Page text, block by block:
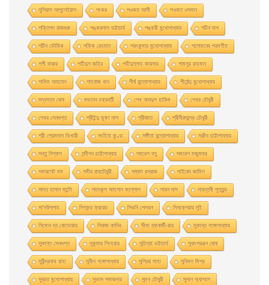
লুসিয়াস আপুলেইয়াস শংকর শওকত আলী শওকত ওসমান
শক্তিপদ রাজগুরু শঙ্করলাল ভট্টাচার্য শঙ্করী মুখােপাধ্যায় শচীন দাশ
শচীন ভৌমিক শফিক রেহমান শরৎকুমার মুখোপাধ্যায় শলোমনের পরমগীত
শশী থারুর শহীদুল জহির শহীদুল্লাহ কায়সার শামসুর রাহমান
শামিম আহমেদ শাহবাজ খান শীর্ষ বন্দ্যোপাধ্যায় শীর্ষেন্দু মুখোপাধ্যায়
শুদ্ধসত্ব ঘোষ শুভদেব চক্রবর্তী শেখ আবদুল হাকিম শেখর চৌধুরী
শেখর সেনগুপ্ত শ্রীইন্দু ভূষণ দাস শ্রীজাত শ্রীনীরদচন্দ্র চৌধুরী
শ্রী প্রেমদাস ভিখারী সংহিতা কুণ্ড সঙ্গীতা বন্দ্যোপাধ্যায় সঞ্জীব চট্টোপাধ্যায়
সন্তু বিশ্বাস সন্দীপন চট্টোপাধ্যায় সমরেশ বসু সমরেশ মজুমদার
সমারসেট মম সমীর রায়চৌধুরী সম্বাদ রসরাজ সাইয়েদ জামিল
সাদত হাসান মান্টো সাদেকুল আহসান কল্লোল সায়ন দাস সায়ন্তনী পূততুন্ড
সা’দউল্লাহ সিগমন্ড ফ্রয়েড সিডনি শেলডন সিনক্লেয়ার লুই
সিমোন দ্য বোভোয়ার সিরাজ কাদির সীমা ব্যানার্জী-রায় সুকান্ত গঙ্গোপাধ্যায়
সুকান্ত সেনগুপ্ত সুকুমার সিংহরায় সুচিত্রা ভট্টাচার্য সুধাংশরঞ্জন ঘোষ
সুধীন্দ্রনাথ রাহা সুনীল গঙ্গোপাধ্যায় সুপ্রিয় সাহা সুবিমল মিশ্র
সুব্রত মুখোপাধ্যায় সুভাস সমাজদার সুমন চৌধুরী সুসান অ্যাশলে